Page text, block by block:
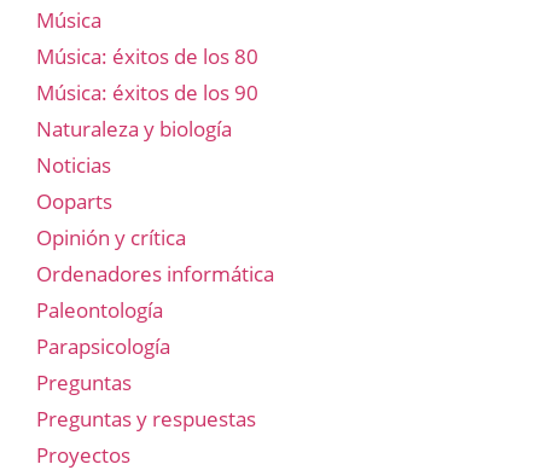
Música
Música: éxitos de los 80
Música: éxitos de los 90
Naturaleza y biología
Noticias
Ooparts
Opinión y crítica
Ordenadores informática
Paleontología
Parapsicología
Preguntas
Preguntas y respuestas
Proyectos